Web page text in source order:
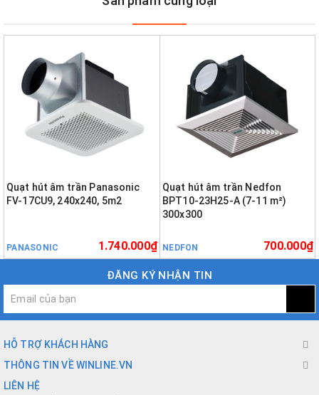
Quạt hút âm trần Panasonic
FV-17CU9, 240x240, 5m2
PANASONIC 1.740.000₫
Quạt hút âm trần Nedfon
BPT10-23H25-A (7-11 m²)
300x300
NEDFON 700.000₫
ĐĂNG KÝ NHẬN TIN
HỖ TRỢ KHÁCH HÀNG
THÔNG TIN VỀ WINLINE.VN
LIÊN HỆ